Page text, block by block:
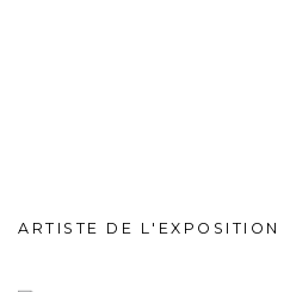
ARTISTE DE L'EXPOSITION